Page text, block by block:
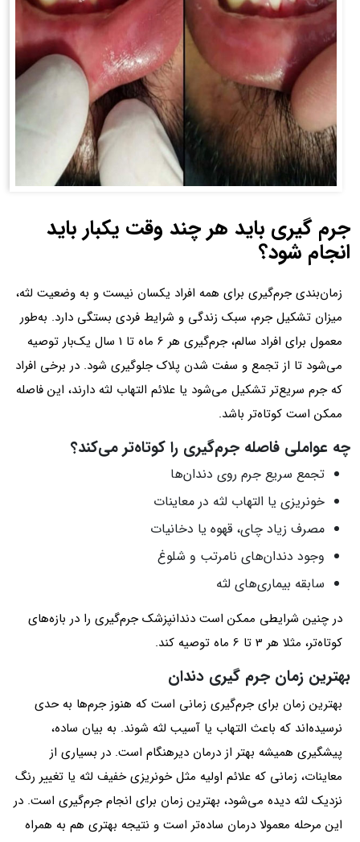
جرم گیری باید هر چند وقت یکبار باید
انجام شود؟
زمان‌بندی جرم‌گیری برای همه افراد یکسان نیست و به وضعیت لثه،
میزان تشکیل جرم، سبک زندگی و شرایط فردی بستگی دارد. به‌طور
معمول برای افراد سالم، جرم‌گیری هر 6 ماه تا 1 سال یک‌بار توصیه
می‌شود تا از تجمع و سفت شدن پلاک جلوگیری شود. در برخی افراد
که جرم سریع‌تر تشکیل می‌شود یا علائم التهاب لثه دارند، این فاصله
ممکن است کوتاه‌تر باشد.
چه عواملی فاصله جرم‌گیری را کوتاه‌تر می‌کند؟
تجمع سریع جرم روی دندان‌ها
خونریزی یا التهاب لثه در معاینات
مصرف زیاد چای، قهوه یا دخانیات
وجود دندان‌های نامرتب و شلوغ
سابقه بیماری‌های لثه
در چنین شرایطی ممکن است دندانپزشک جرم‌گیری را در بازه‌های
کوتاه‌تر، مثلا هر 3 تا 6 ماه توصیه کند.
بهترین زمان جرم گیری دندان
بهترین زمان برای جرم‌گیری زمانی است که هنوز جرم‌ها به حدی
نرسیده‌اند که باعث التهاب یا آسیب لثه شوند. به بیان ساده،
پیشگیری همیشه بهتر از درمان دیرهنگام است. در بسیاری از
معاینات، زمانی که علائم اولیه مثل خونریزی خفیف لثه یا تغییر رنگ
نزدیک لثه دیده می‌شود، بهترین زمان برای انجام جرم‌گیری است. در
این مرحله معمولا درمان ساده‌تر است و نتیجه بهتری هم به همراه